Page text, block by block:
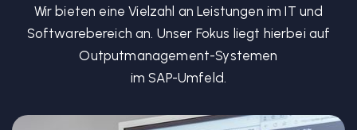
Wir bieten eine Vielzahl an Leistungen im IT und
Softwarebereich an. Unser Fokus liegt hierbei auf
Outputmanagement-Systemen
im SAP-Umfeld.